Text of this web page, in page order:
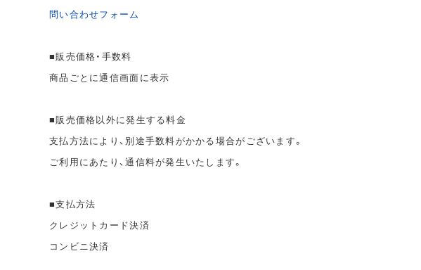
問い合わせフォーム
■販売価格・手数料
商品ごとに通信画面に表示
■販売価格以外に発生する料金
支払方法により、別途手数料がかかる場合がございます。
ご利用にあたり、通信料が発生いたします。
■支払方法
クレジットカード決済
コンビニ決済